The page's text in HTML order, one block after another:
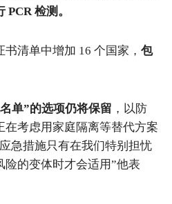
检测。
清单中增加 16 个国家， 包
单”的选项仍将保留 ，以防
在考虑用家庭隔离等替代方案
急措施只有在我们特别担忧
的变体时才会适用”他表